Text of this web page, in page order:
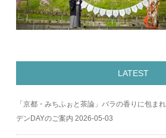
LATEST
「京都・みちふぉと茶論」バラの香りに包ま
デンDAYのご案内 2026-05-03